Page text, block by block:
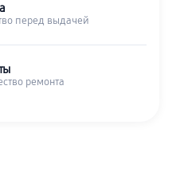
перед выдачей
ремонта